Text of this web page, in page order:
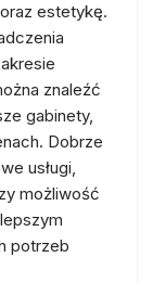
estetykę.
znaleźć
gabinety,
Dobrze
usługi,
możliwość
potrzeb